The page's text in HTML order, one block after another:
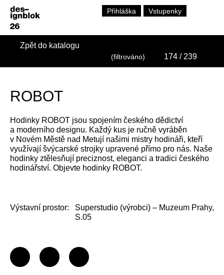
Přihláška Vstupenky
Zpět do katalogu
(filtrováno) 174 / 239
ROBOT
Hodinky ROBOT jsou spojením českého dědictví
a moderního designu. Každý kus je ručně vyráběn
v Novém Městě nad Metují našimi mistry hodináři, kteří
využívají švýcarské strojky upravené přímo pro nás. Naše
hodinky ztělesňují preciznost, eleganci a tradici českého
hodinářství. Objevte hodinky ROBOT.
Výstavní prostor:
Superstudio (výrobci) – Muzeum Prahy,
S.05